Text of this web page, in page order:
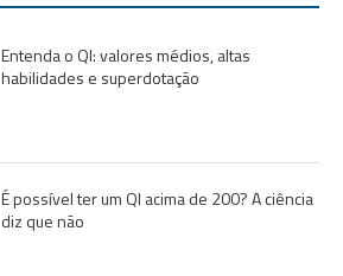
Entenda o QI: valores médios, altas
habilidades e superdotação
É possível ter um QI acima de 200? A ciência
diz que não